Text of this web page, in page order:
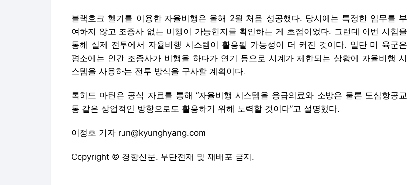
블랙호크 헬기를 이용한 자율비행은 올해 2월 처음 성공했다. 당시에는 특정한 임무를 부
여하지 않고 조종사 없는 비행이 가능한지를 확인하는 게 초점이었다. 그런데 이번 시험을
통해 실제 전투에서 자율비행 시스템이 활용될 가능성이 더 커진 것이다. 일단 미 육군은
평소에는 인간 조종사가 비행을 하다가 연기 등으로 시계가 제한되는 상황에 자율비행 시
스템을 사용하는 전투 방식을 구사할 계획이다.
록히드 마틴은 공식 자료를 통해 “자율비행 시스템을 응급의료와 소방은 물론 도심항공교
통 같은 상업적인 방향으로도 활용하기 위해 노력할 것이다”고 설명했다.
이정호 기자 run@kyunghyang.com
Copyright © 경향신문. 무단전재 및 재배포 금지.